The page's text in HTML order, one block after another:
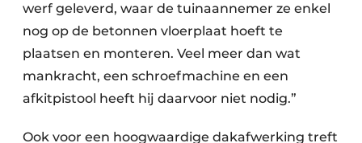
werf geleverd, waar de tuinaannemer ze enkel
nog op de betonnen vloerplaat hoeft te
plaatsen en monteren. Veel meer dan wat
mankracht, een schroefmachine en een
afkitpistool heeft hij daarvoor niet nodig.”
Ook voor een hoogwaardige dakafwerking treft